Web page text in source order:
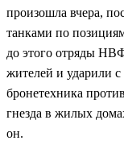
произошла вчера,
танками по
до этого отряды
жителей и ударили с
бронетехника
гнезда в жилых
он.